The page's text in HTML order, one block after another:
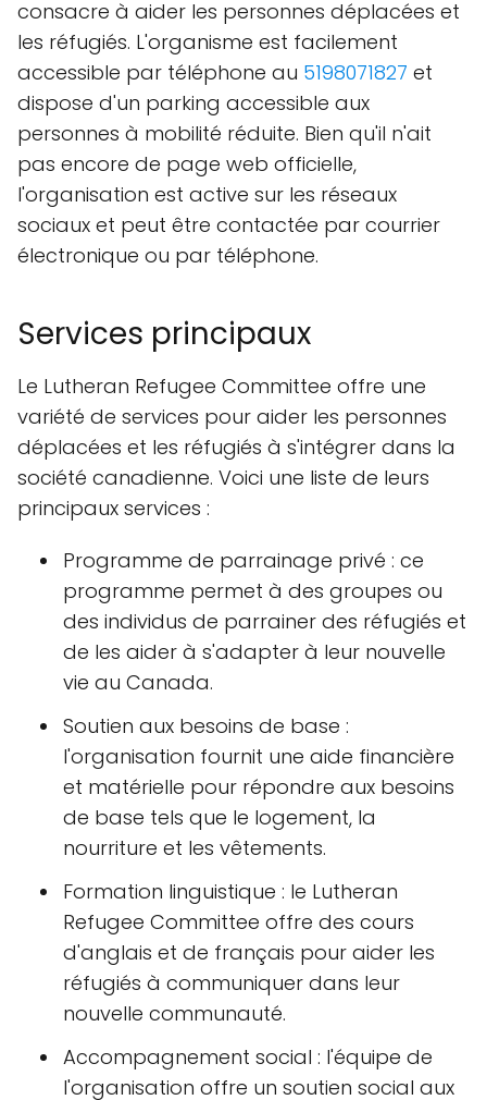
consacre à aider les personnes déplacées et
les réfugiés. L'organisme est facilement
accessible par téléphone au 5198071827 et
dispose d'un parking accessible aux
personnes à mobilité réduite. Bien qu'il n'ait
pas encore de page web officielle,
l'organisation est active sur les réseaux
sociaux et peut être contactée par courrier
électronique ou par téléphone.
Services principaux
Le Lutheran Refugee Committee offre une
variété de services pour aider les personnes
déplacées et les réfugiés à s'intégrer dans la
société canadienne. Voici une liste de leurs
principaux services :
Programme de parrainage privé : ce
programme permet à des groupes ou
des individus de parrainer des réfugiés et
de les aider à s'adapter à leur nouvelle
vie au Canada.
Soutien aux besoins de base :
l'organisation fournit une aide financière
et matérielle pour répondre aux besoins
de base tels que le logement, la
nourriture et les vêtements.
Formation linguistique : le Lutheran
Refugee Committee offre des cours
d'anglais et de français pour aider les
réfugiés à communiquer dans leur
nouvelle communauté.
Accompagnement social : l'équipe de
l'organisation offre un soutien social aux